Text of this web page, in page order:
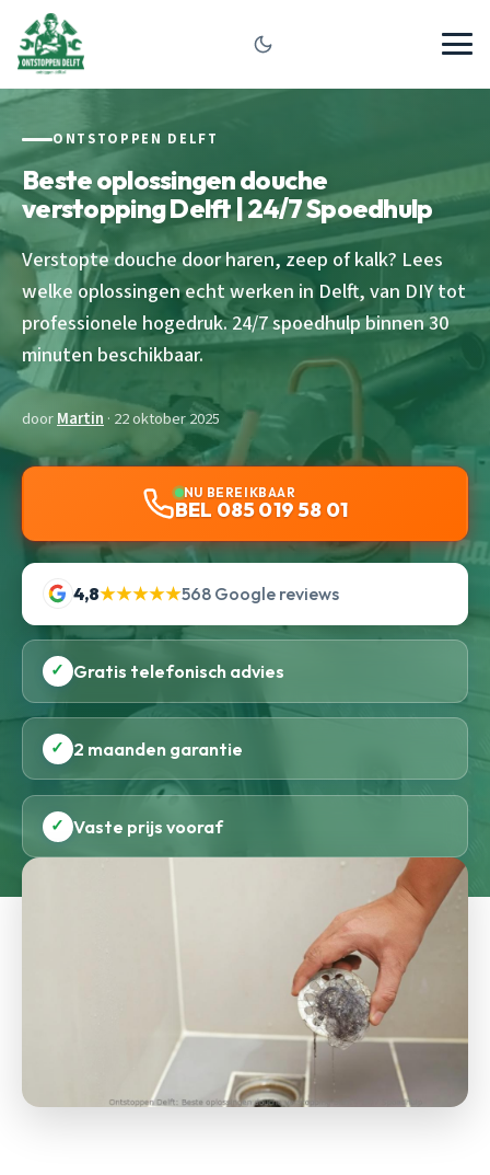
ONTSTOPPEN DELFT
Beste oplossingen douche
verstopping Delft | 24/7 Spoedhulp
Verstopte douche door haren, zeep of kalk? Lees
welke oplossingen echt werken in Delft, van DIY tot
professionele hogedruk. 24/7 spoedhulp binnen 30
minuten beschikbaar.
doorMartin · 22 oktober 2025
NU BEREIKBAAR
BEL 085 019 58 01
4,8★★★★★568 Google reviews
✓ Gratis telefonisch advies
✓ 2 maanden garantie
✓ Vaste prijs vooraf